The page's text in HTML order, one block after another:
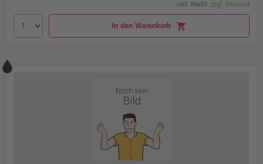
inkl. MwSt. zzgl. Versand
In den Warenkorb shopping_cart